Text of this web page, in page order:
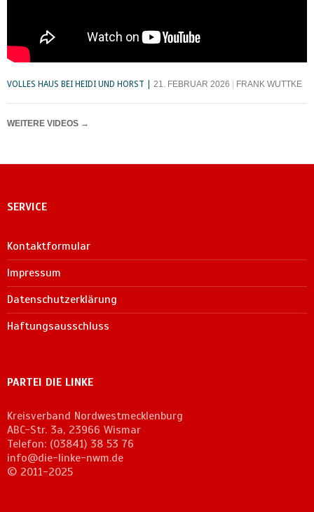
VOLLES HAUS BEI HEIDI UND HORST 21. FEBRUAR 2026 FRANK WUTTKE
WEITERE VIDEOS →
SERVICE
Kontaktformular
Impressum
Datenschutzerklärung
Haftungsausschluss
PARTEI DIE LINKE
Kreisverband Nordwestmecklenburg
ABC-Str. 3a, 23966 Wismar
Telefon: (03841) 38 53 76
info@die-linke-nwm.de
© 2011-2025